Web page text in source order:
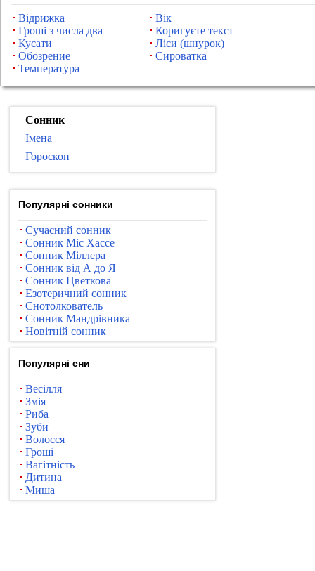
Відрижка
Вік
Гроші з числа два
Коригуєте текст
Кусати
Ліси (шнурок)
Обозрение
Сироватка
Температура
Сонник
Імена
Гороскоп
Популярні сонники
Сучасний сонник
Сонник Міс Хассе
Сонник Міллера
Сонник від А до Я
Сонник Цветкова
Езотеричний сонник
Снотолкователь
Сонник Мандрівника
Новітній сонник
Популярні сни
Весілля
Змія
Риба
Зуби
Волосся
Гроші
Вагітність
Дитина
Миша